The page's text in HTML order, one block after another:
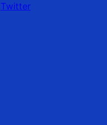
Twitter